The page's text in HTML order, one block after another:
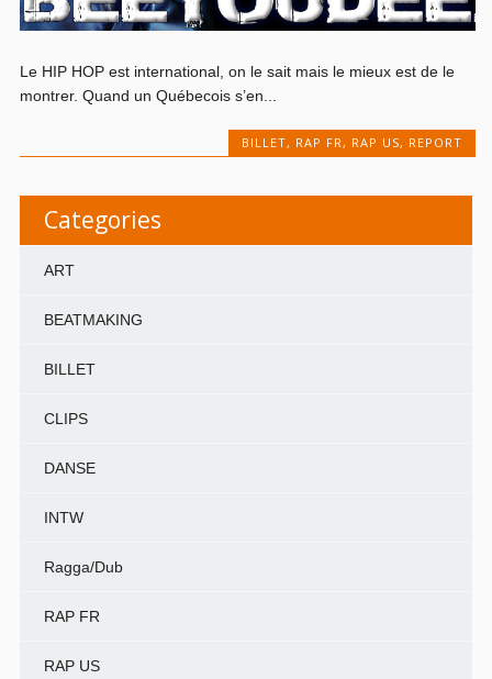
Le HIP HOP est international, on le sait mais le mieux est de le
montrer. Quand un Québecois s’en...
BILLET, RAP FR , RAP US, REPORT
Categories
ART
BEATMAKING
BILLET
CLIPS
DANSE
INTW
Ragga/Dub
RAP FR
RAP US